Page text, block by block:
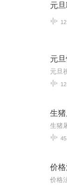
元
12
元
元旦
12
生
生猪
45
价
价格